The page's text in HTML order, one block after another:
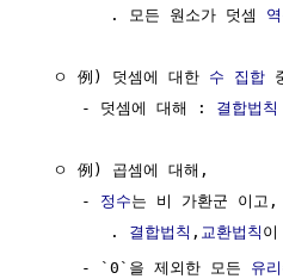
        . 모든 원소가 덧셈
  ㅇ 例) 덧셈에 대한
수 집합
     - 덧셈에 대해 :
결합법칙
  ㅇ 例) 곱셈에 대해,
     -
정수는 비 가환군 이고,
        .
결합법칙 , 교환법칙
     - `0`을 제외한 모든
유